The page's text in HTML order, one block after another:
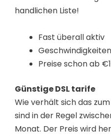
handlichen Liste!
Fast überall aktiv
Preise schon ab
Günstige DSL tarife
Wie verhält sich das
sind in der Regel
Monat. Der Preis wird